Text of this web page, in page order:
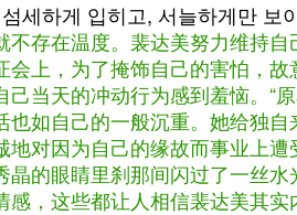
세하게 입히고, 서늘하게만
不存在温度。裴达美努力维持
会上，为了掩饰自己的害怕，
己当天的冲动行为感到羞恼。“
也如自己的一般沉重。她给独
地对因为自己的缘故而事业上
晶的眼睛里刹那间闪过了一丝
，这些都让人相信裴达美其实